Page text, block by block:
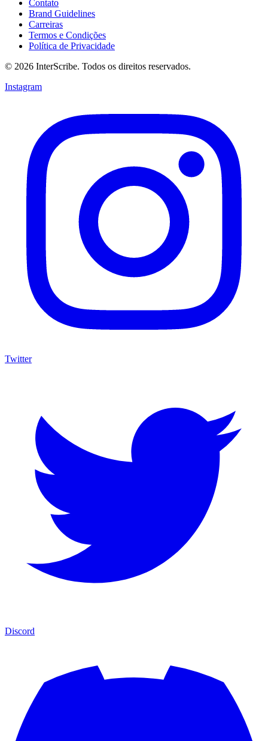
Contato
Brand Guidelines
Carreiras
Termos e Condições
Política de Privacidade
© 2026 InterScribe. Todos os direitos reservados.
Instagram
Twitter
Discord